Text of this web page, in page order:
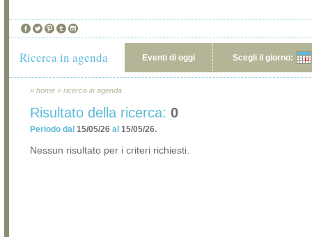
Ricerca in agenda Eventi di oggi Scegli il giorno:
» home » ricerca in agenda
Risultato della ricerca: 0
Periodo dal 15/05/26 al 15/05/26.
Nessun risultato per i criteri richiesti.